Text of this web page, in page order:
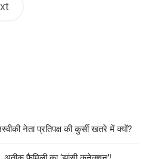
नेता प्रतिपक्ष की कुर्सी खतरे में क्यों?